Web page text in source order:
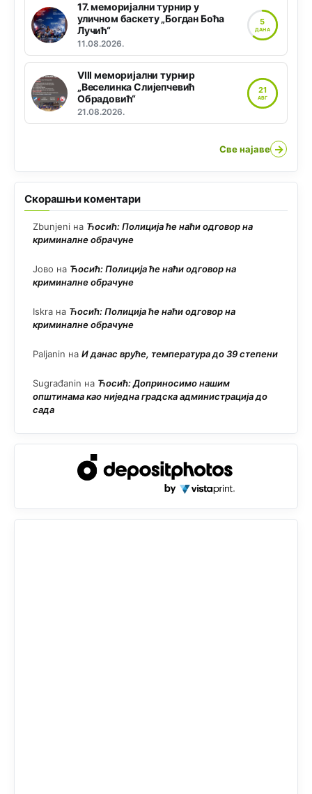
17. меморијални турнир у
уличном баскету „Богдан Боћа
Лучић“
11.08.2026.
5
ДАНА
VIII меморијални турнир
„Веселинка Слијепчевић
Обрадовић“
21.08.2026.
21
АВГ
Све најаве →
Скорашњи коментари
Zbunjeni на Ћосић: Полиција ће наћи одговор на
криминалне обрачуне
Јово на Ћосић: Полиција ће наћи одговор на
криминалне обрачуне
Iskra на Ћосић: Полиција ће наћи одговор на
криминалне обрачуне
Paljanin на И данас вруће, температура до 39 степени
Sugrađanin на Ћосић: Доприносимо нашим
општинама као ниједна градска администрација до
сада